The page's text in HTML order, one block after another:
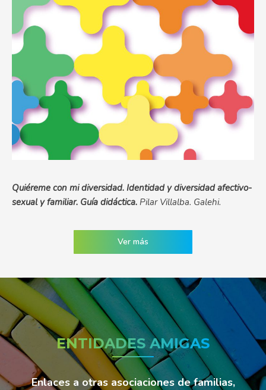
Quiéreme con mi diversidad. Identidad y diversidad afectivo-
sexual y familiar. Guía didáctica. Pilar Villalba. Galehi.
Ver más
ENTIDADES AMIGAS
Enlaces a otras asociaciones de familias,